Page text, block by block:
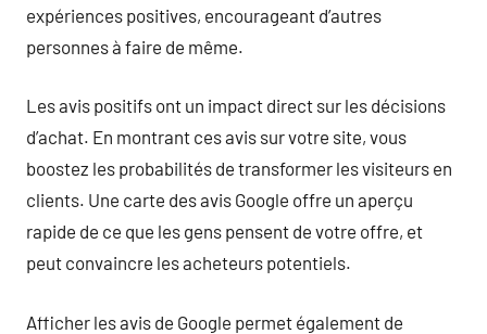
expériences positives, encourageant d’autres
personnes à faire de même.
Les avis positifs ont un impact direct sur les décisions
d’achat. En montrant ces avis sur votre site, vous
boostez les probabilités de transformer les visiteurs en
clients. Une carte des avis Google offre un aperçu
rapide de ce que les gens pensent de votre offre, et
peut convaincre les acheteurs potentiels.
Afficher les avis de Google permet également de